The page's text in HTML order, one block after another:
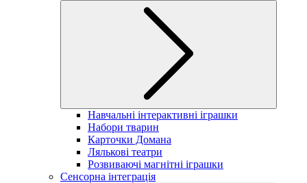
Навчальні інтерактивні іграшки
Набори тварин
Карточки Домана
Лялькові театри
Розвиваючі магнітні іграшки
Сенсорна інтеграція